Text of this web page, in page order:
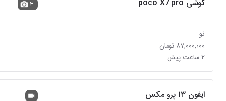
گوشی poco X7 pro
نو
۸۷,۰۰۰,۰۰۰ تومان
۲ ساعت پیش
۳
ایفون ۱۳ پرو مکس